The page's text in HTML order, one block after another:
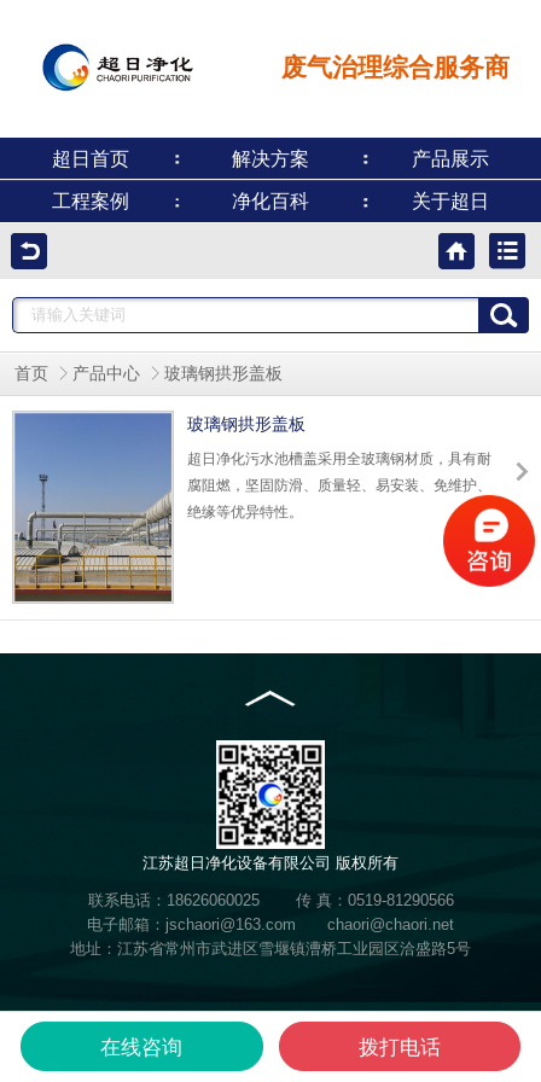
废气治理综合服务商
超日首页 解决方案 产品展示
工程案例 净化百科 关于超日
首页 产品中心 玻璃钢拱形盖板
玻璃钢拱形盖板
超日净化污水池槽盖采用全玻璃钢材质，具有耐
腐阻燃，坚固防滑、质量轻、易安装、免维护、
绝缘等优异特性。
江苏超日净化设备有限公司 版权所有
联系电话：18626060025 传 真：0519-81290566
电子邮箱：jschaori@163.com chaori@chaori.net
地址：江苏省常州市武进区雪堰镇漕桥工业园区洽盛路5号
在线咨询 产品展示 工程案例
在线咨询 拨打电话